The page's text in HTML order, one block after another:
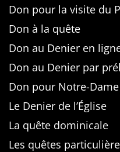
Don pour la visite du
Don à la quête
Don au Denier en
Don au Denier par
Don pour Notre-
Le Denier de l’Église
La quête dominicale
Les quêtes